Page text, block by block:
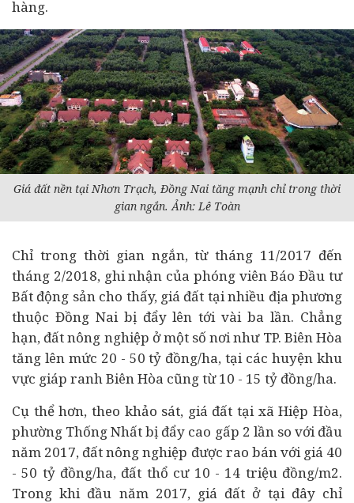
hàng.
Giá đất nền tại Nhơn Trạch, Đồng Nai tăng mạnh chỉ trong thời
gian ngắn. Ảnh: Lê Toàn
Chỉ trong thời gian ngắn, từ tháng 11/2017 đến
tháng 2/2018, ghi nhận của phóng viên Báo Đầu tư
Bất động sản cho thấy, giá đất tại nhiều địa phương
thuộc Đồng Nai bị đẩy lên tới vài ba lần. Chẳng
hạn, đất nông nghiệp ở một số nơi như TP. Biên Hòa
tăng lên mức 20 - 50 tỷ đồng/ha, tại các huyện khu
vực giáp ranh Biên Hòa cũng từ 10 - 15 tỷ đồng/ha.
Cụ thể hơn, theo khảo sát, giá đất tại xã Hiệp Hòa,
phường Thống Nhất bị đẩy cao gấp 2 lần so với đầu
năm 2017, đất nông nghiệp được rao bán với giá 40
- 50 tỷ đồng/ha, đất thổ cư 10 - 14 triệu đồng/m2.
Trong khi đầu năm 2017, giá đất ở tại đây chỉ